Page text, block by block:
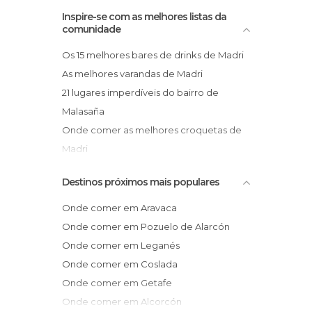
Inspire-se com as melhores listas da
comunidade
Os 15 melhores bares de drinks de Madri
As melhores varandas de Madri
21 lugares imperdíveis do bairro de
Malasaña
Onde comer as melhores croquetas de
Madri
Destinos próximos mais populares
Onde comer em Aravaca
Onde comer em Pozuelo de Alarcón
Onde comer em Leganés
Onde comer em Coslada
Onde comer em Getafe
Onde comer em Alcorcón